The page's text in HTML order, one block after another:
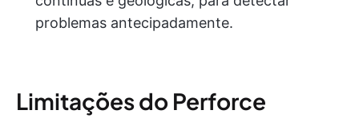
problemas antecipadamente.
Limitações do Perforce